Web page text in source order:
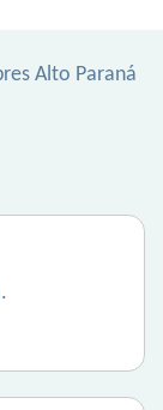
Alto Paraná